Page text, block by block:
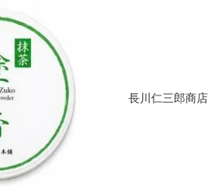
長川仁三郎商店